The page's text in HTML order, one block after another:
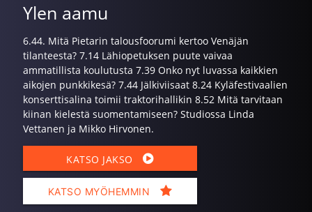
Ylen aamu
6.44. Mitä Pietarin talousfoorumi kertoo Venäjän
tilanteesta? 7.14 Lähiopetuksen puute vaivaa
ammatillista koulutusta 7.39 Onko nyt luvassa kaikkien
aikojen punkkikesä? 7.44 Jälkiviisaat 8.24 Kyläfestivaalien
konserttisalina toimii traktorihallikin 8.52 Mitä tarvitaan
kiinan kielestä suomentamiseen? Studiossa Linda
Vettanen ja Mikko Hirvonen.
KATSO JAKSO
KATSO MYÖHEMMIN